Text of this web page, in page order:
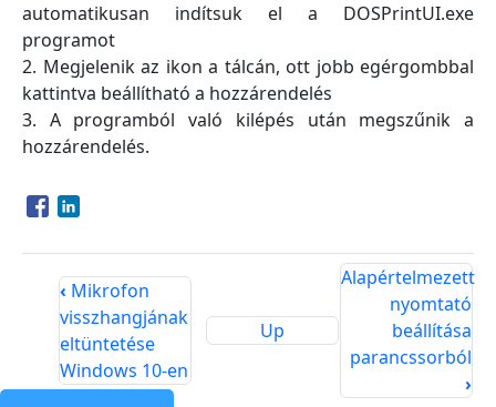
automatikusan indítsuk el a DOSPrintUI.exe
programot
2. Megjelenik az ikon a tálcán, ott jobb egérgombbal
kattintva beállítható a hozzárendelés
3. A programból való kilépés után megszűnik a
hozzárendelés.
Opens in a new window
Opens in a new window
‹ Mikrofon
visszhangjának
eltüntetése
Windows 10-en
Up
Alapértelmezett
nyomtató
beállítása
parancssorból
›